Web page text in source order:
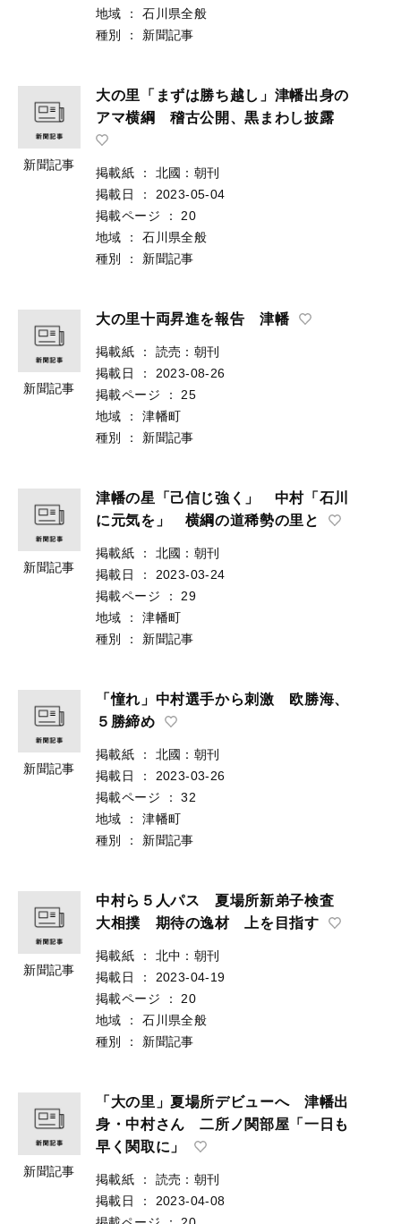
地域
：
石川県全般
種別
： 新聞記事
新聞記事
大の里「まずは勝ち越し」津幡出身の
アマ横綱 稽古公開、黒まわし披露
掲載紙 ：
北國：朝刊
掲載日
：
2023-05-04
掲載ページ
：
20
地域
：
石川県全般
種別
： 新聞記事
新聞記事
大の里十両昇進を報告 津幡
掲載紙 ：
読売：朝刊
掲載日
：
2023-08-26
掲載ページ
：
25
地域
：
津幡町
種別
： 新聞記事
新聞記事
津幡の星「己信じ強く」 中村「石川
に元気を」 横綱の道稀勢の里と
掲載紙 ：
北國：朝刊
掲載日
：
2023-03-24
掲載ページ
：
29
地域
：
津幡町
種別
： 新聞記事
新聞記事
「憧れ」中村選手から刺激 欧勝海、
５勝締め
掲載紙 ：
北國：朝刊
掲載日
：
2023-03-26
掲載ページ
：
32
地域
：
津幡町
種別
： 新聞記事
新聞記事
中村ら５人パス 夏場所新弟子検査
大相撲 期待の逸材 上を目指す
掲載紙 ：
北中：朝刊
掲載日
：
2023-04-19
掲載ページ
：
20
地域
：
石川県全般
種別
： 新聞記事
新聞記事
「大の里」夏場所デビューへ 津幡出
身・中村さん 二所ノ関部屋「一日も
早く関取に」
掲載紙 ：
読売：朝刊
掲載日
：
2023-04-08